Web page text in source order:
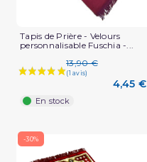
Tapis de Prière - Velours
personnalisable Fuschia -...
13,90 €
4,45 €
En stock
-30%